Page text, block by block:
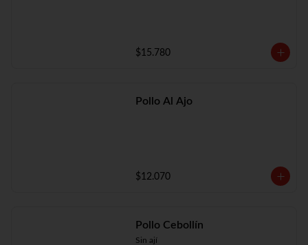
$15.780
Pollo Al Ajo
$12.070
Pollo Cebollín
Sin ají